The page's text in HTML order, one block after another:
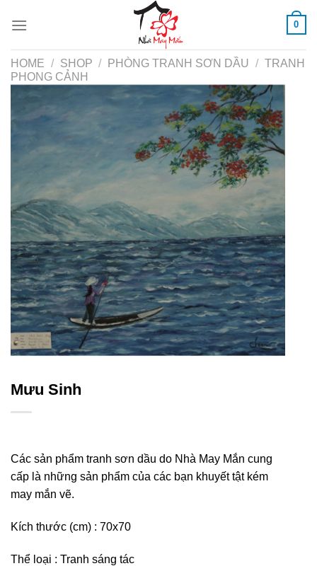
0
HOME / SHOP / PHÒNG TRANH SƠN DẦU / TRANH
PHONG CẢNH
Mưu Sinh
Các sản phẩm tranh sơn dầu do Nhà May Mắn cung
cấp là những sản phẩm của các bạn khuyết tật kém
may mắn vẽ.
Kích thước (cm) : 70x70
Thể loại : Tranh sáng tác